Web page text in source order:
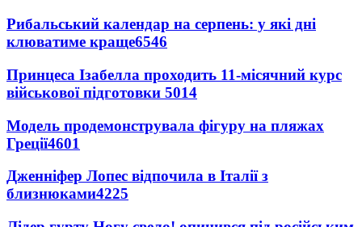
Рибальський календар на серпень: у які дні
клюватиме краще6546
Принцеса Ізабелла проходить 11-місячний курс
військової підготовки 5014
Модель продемонструвала фігуру на пляжах
Греції4601
Дженніфер Лопес відпочила в Італії з
близнюками4225